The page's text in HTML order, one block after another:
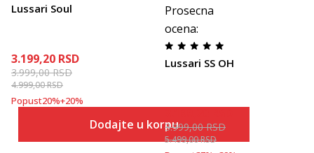
Lussari Soul
3.199,20 RSD
3.999,00RSD
4.999,00RSD
Popust20%+20%
Dodajte u korpu
Prosecna
ocena:
Lussari SS OH
3.999,00RSD
5.499,00RSD